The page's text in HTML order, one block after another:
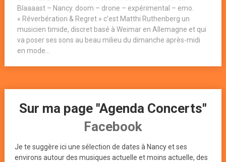
Blaaaast – Nancy. doom – drone – expérimental – emo.
« Réverbération & Regret » c’est Matthi Ruthenberg un
musicien timide, discret basé à Weimar en Allemagne et qui
va poser ses sons au beau milieu du dimanche après-midi
en mode...
Sur ma page "Agenda Concerts"
Facebook
Je te suggère ici une sélection de dates à Nancy et ses
environs autour des musiques actuelle et moins actuelle, des